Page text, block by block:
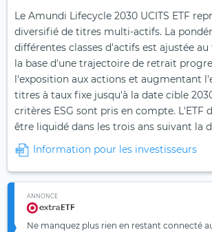
Le Amundi Lifecycle 2030 UCITS ETF
diversifié de titres multi-actifs. La
différentes classes d'actifs est ajustée
la base d'une trajectoire de retrait
l'exposition aux actions et augmentant
titres à taux fixe jusqu'à la date cible
critères ESG sont pris en compte. L'ETF
être liquidé dans les trois ans suivant la
Information pour les investisseurs
ANNONCE
Ne manquez plus rien en restant connecté